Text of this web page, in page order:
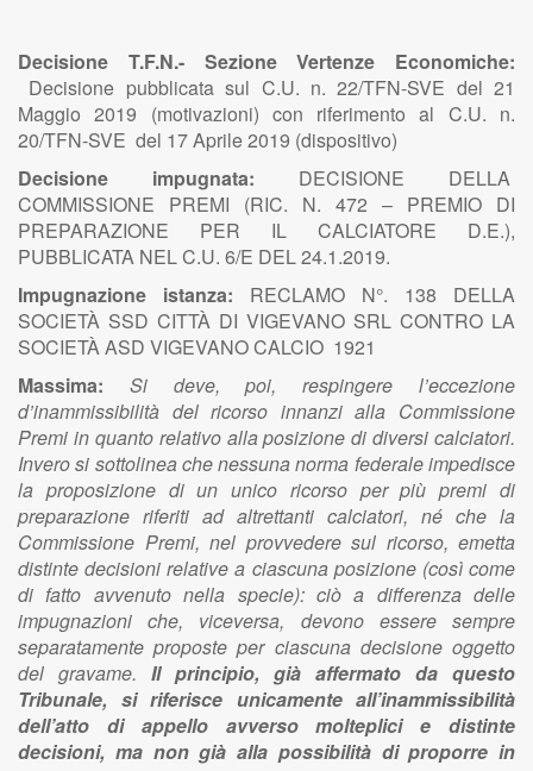
Decisione T.F.N.- Sezione Vertenze Economiche:
Decisione pubblicata sul C.U. n. 22/TFN-SVE del 21
Maggio 2019 (motivazioni) con riferimento al C.U. n.
20/TFN-SVE del 17 Aprile 2019 (dispositivo)
Decisione impugnata: DECISIONE DELLA
COMMISSIONE PREMI (RIC. N. 472 – PREMIO DI
PREPARAZIONE PER IL CALCIATORE D.E.),
PUBBLICATA NEL C.U. 6/E DEL 24.1.2019.
Impugnazione istanza: RECLAMO N°. 138 DELLA
SOCIETÀ SSD CITTÀ DI VIGEVANO SRL CONTRO LA
SOCIETÀ ASD VIGEVANO CALCIO 1921
Massima: Si deve, poi, respingere l’eccezione
d’inammissibilità del ricorso innanzi alla Commissione
Premi in quanto relativo alla posizione di diversi calciatori.
Invero si sottolinea che nessuna norma federale impedisce
la proposizione di un unico ricorso per più premi di
preparazione riferiti ad altrettanti calciatori, né che la
Commissione Premi, nel provvedere sul ricorso, emetta
distinte decisioni relative a ciascuna posizione (così come
di fatto avvenuto nella specie): ciò a differenza delle
impugnazioni che, viceversa, devono essere sempre
separatamente proposte per ciascuna decisione oggetto
del gravame. Il principio, già affermato da questo
Tribunale, si riferisce unicamente all’inammissibilità
dell’atto di appello avverso molteplici e distinte
decisioni, ma non già alla possibilità di proporre in